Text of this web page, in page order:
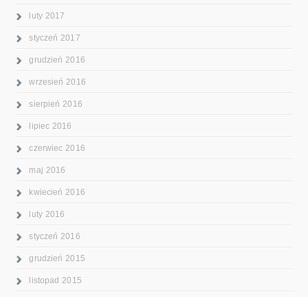
luty 2017
styczeń 2017
grudzień 2016
wrzesień 2016
sierpień 2016
lipiec 2016
czerwiec 2016
maj 2016
kwiecień 2016
luty 2016
styczeń 2016
grudzień 2015
listopad 2015